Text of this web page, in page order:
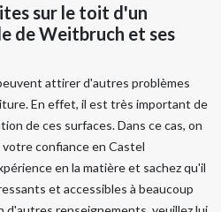
sur le toit d'un
de Weitbruch et ses
attirer d'autres problèmes
En effet, il est très important de
de ces surfaces. Dans ce cas, on
confiance en Castel
en la matière et sachez qu'il
et accessibles à beaucoup